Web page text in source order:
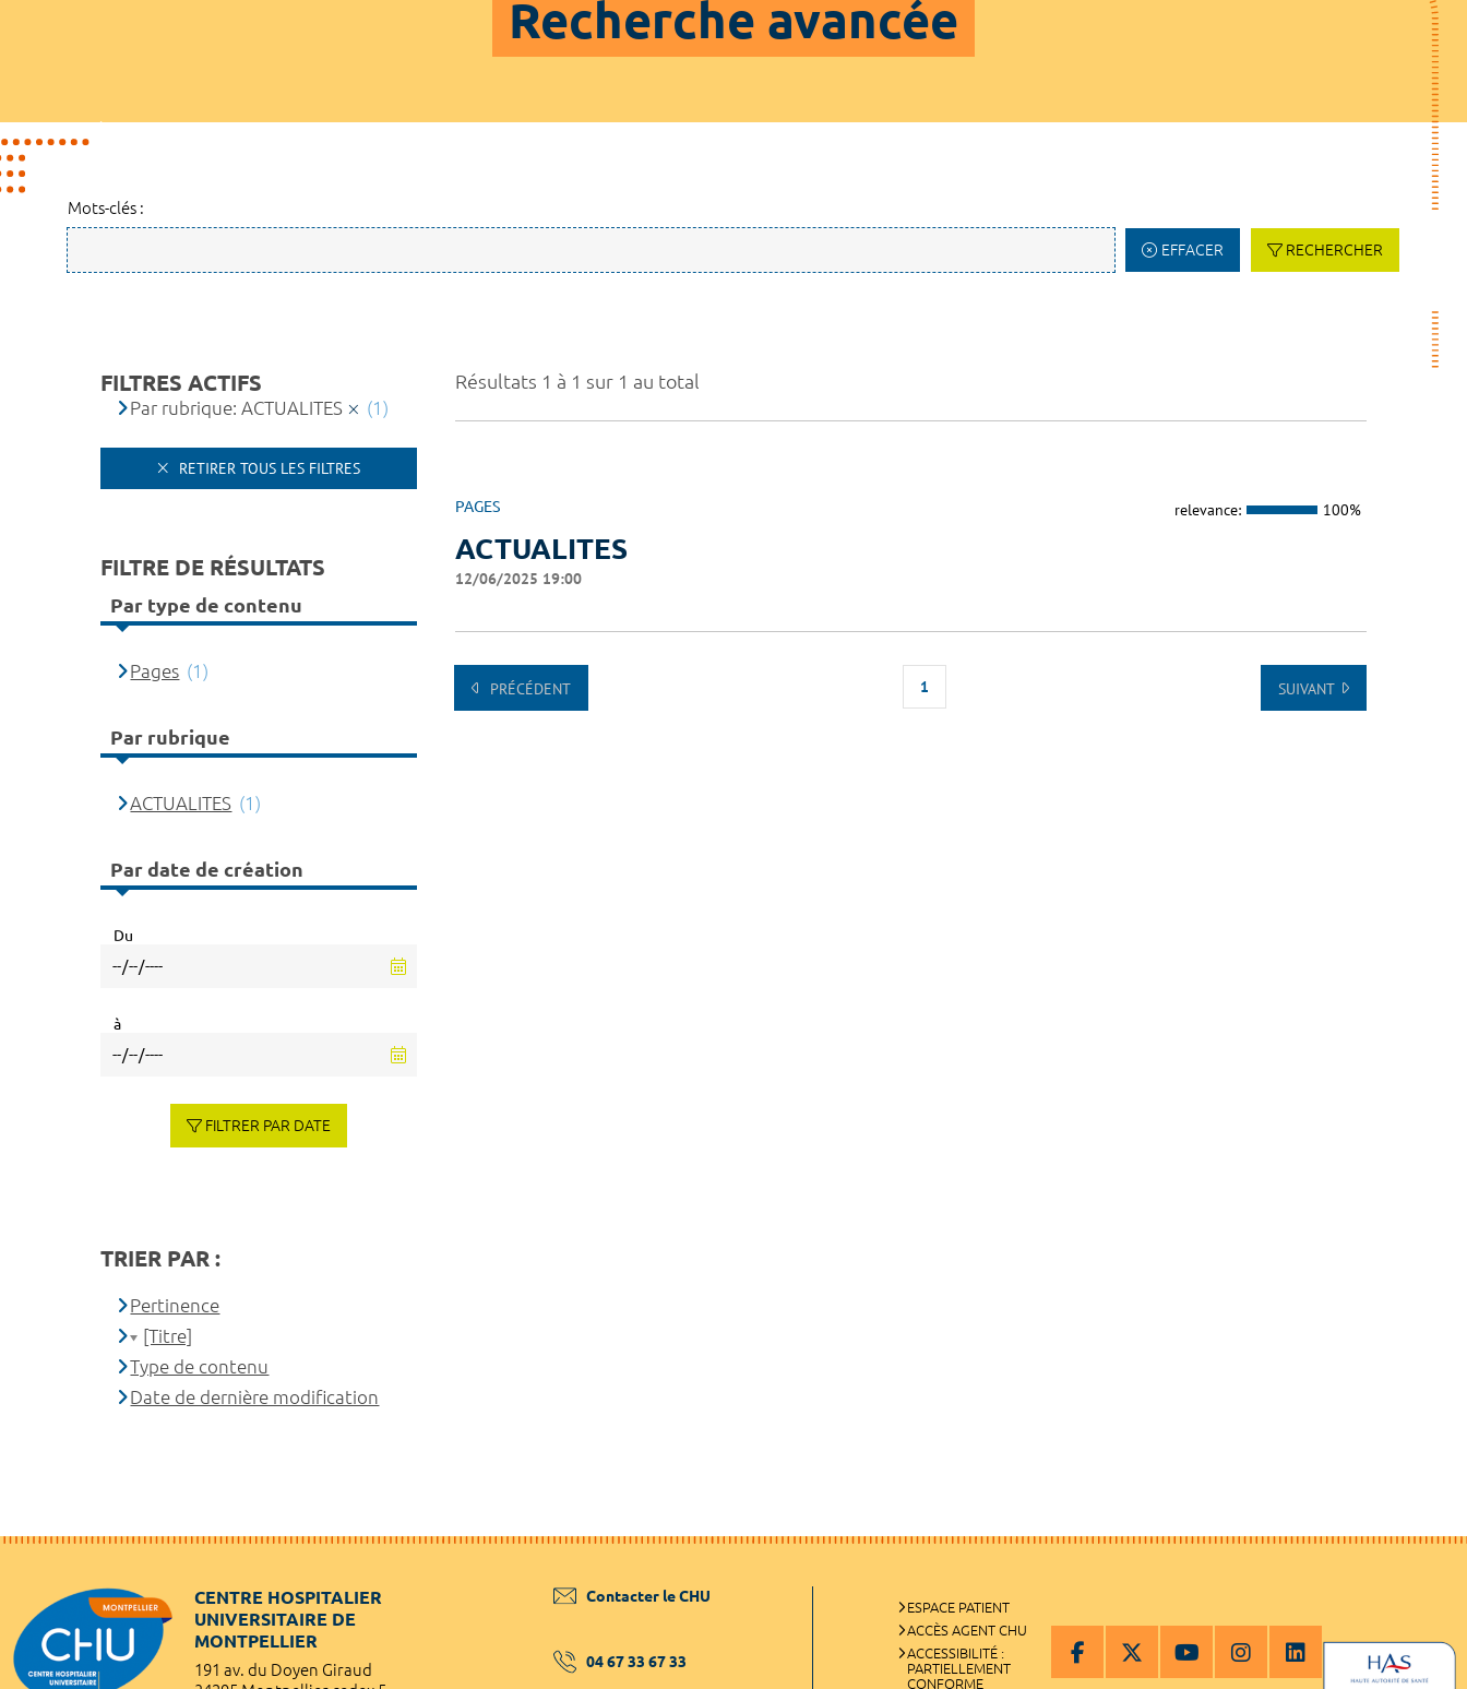
Recherche avancée
Mots-clés :
EFFACER RECHERCHER
Résultats 1 à 1 sur 1 au total
PAGES relevance: 100%
ACTUALITES
12/06/2025 19:00
PRÉCÉDENT 1 SUIVANT
FILTRES ACTIFS
Par rubrique: ACTUALITES (1)
RETIRER TOUS LES FILTRES
FILTRE DE RÉSULTATS
Par type de contenu
Pages (1)
Par rubrique
ACTUALITES (1)
Par date de création
Du
à
FILTRER PAR DATE
TRIER PAR :
Pertinence
[Titre]
Type de contenu
Date de dernière modification
CENTRE HOSPITALIER
UNIVERSITAIRE DE
MONTPELLIER
191 av. du Doyen Giraud
Contacter le CHU
04 67 33 67 33
ESPACE PATIENT
ACCÈS AGENT CHU
ACCESSIBILITÉ :
PARTIELLEMENT
CONFORME